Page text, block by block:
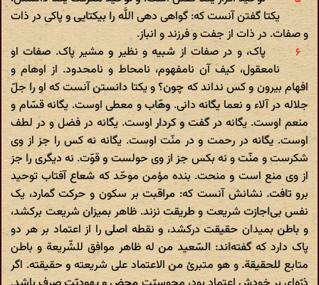
یکتا گفتن آنست که: گواهی دهی اللَّه را بیکتایی و پاکی در ذات
و صفات. در ذات از جفت و فرزند و انباز.
پاک، و در صفات از شبیه و نظیر و مشیر پاک. صفات او
نامعقول، کیف آن نامفهوم، نامحاط و نامحدود. از اوهام و
افهام بیرون و کس نداند که چون؟ و یکتا دانستن آنست که او را جلّ
جلاله در آلاء و نعما یگانه دانی. وهّاب و معطی اوست. یگانه قسّام و
منعم اوست. یگانه در گفت و کردار اوست. یگانه در فضل و در لطف
اوست. یگانه در رحمت و در منّت اوست. یگانه نه کس را جز از وی
شکرست و منّت و نه بکس جز از وی حولست و قوّت. نه دیگری را جز
از وی منع است و منحت. بنده مؤمن موحّد که شعاع آفتاب توحید
برو تافت. نشانش آنست که: مراقبت بر سکون و حرکت گمارد، یک
نفس بی‌اجازت شریعت و طریقت نزند. ظاهر بمیزان شریعت برکشد،
و باطن بمیدان حقیقت درکشد، و نقطه اصلی را از اعتماد بر هر دو
پاک دارد که گفته‌اند: السّعید من له ظاهر موافق للشّریعة و باطن
متابع للحقیقة. و هو متبرئ من الاعتماد علی شریعته و حقیقته. اگر